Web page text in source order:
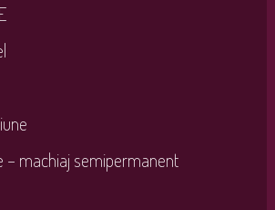
– machiaj semipermanent